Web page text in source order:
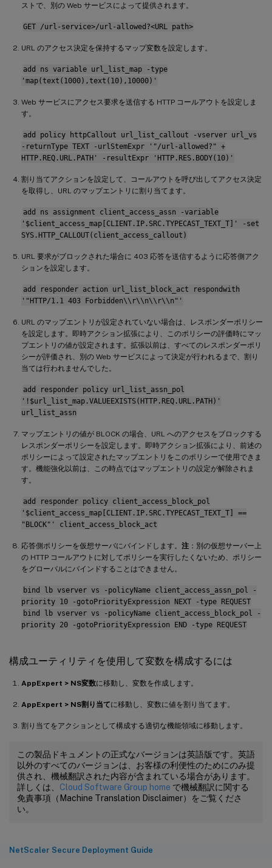
ストで、別の Web サービスによって提供されます。
GET /url-service>/url-allowed?<URL path>
URL のアクセス決定を保持するマップ変数を設定します。
add ns variable url_list_map -type
'map(text(1000),text(10),10000)'
Web サービスにアクセス要求を送信する HTTP コールアウトを設定しま
す。
add policy httpCallout url_list_callout -vserver url_vs
-returnType TEXT -urlStemExpr '"/url-allowed?" +
HTTP.REQ.URL.PATH' -resultExpr 'HTTP.RES.BODY(10)'
割り当てアクションを設定して、コールアウトを呼び出してアクセス決定
を取得し、URL のマップエントリに割り当てます。
add ns assignment client_access_assn -variable
'$client_access_map[CLIENT.IP.SRC.TYPECAST_TEXT_T]' -set
SYS.HTTP_CALLOUT(client_access_callout)
URL 要求がブロックされた場合に 403 応答を送信するように応答側アク
ションを設定します。
add responder action url_list_block_act respondwith
'"HTTP/1.1 403 Forbidden\\r\\n\\r\\n"'
URL のマップエントリが設定されていない場合は、レスポンダーポリシー
を設定します。即時アクション拡張により、このポリシーの評価時にマッ
プエントリの値が設定されます。拡張以前は、すべてのレスポンダーポリ
シーが評価され、別の Web サービスによって決定が行われるまで、割り
当ては行われませんでした。
add responder policy url_list_assn_pol
'!$url_list_map.VALUEEXISTS(HTTP.REQ.URL.PATH)'
url_list_assn
マップエントリの値が BLOCK の場合、URL へのアクセスをブロックする
レスポンダーポリシーを設定します。即時アクション拡張により、前述の
ポリシーによって設定されたマップエントリをこのポリシーで使用できま
す。機能強化以前は、この時点ではマップエントリの設定が解除されま
す。
add responder policy client_access_block_pol
'$client_access_map[CLIENT.IP.SRC.TYPECAST_TEXT_T] ==
"BLOCK"' client_access_block_act
応答側ポリシーを仮想サーバにバインドします。 注 ：別の仮想サーバー上
の HTTP コールアウトに対してポリシーを実行したくないため、ポリシー
をグローバルにバインドすることはできません。
bind lb vserver vs -policyName client_access_assn_pol -
priority 10 -gotoPriorityExpression NEXT -type REQUEST
bind lb vserver vs -policyName client_access_block_pol -
priority 20 -gotoPriorityExpression END -type REQUEST
構成ユーティリティを使用して変数を構成するには
AppExpert > NS変数に移動し、変数を作成します。
AppExpert > NS割り当てに移動し、変数に値を割り当てます。
割り当てをアクションとして構成する適切な機能領域に移動します。
この製品ドキュメントの正式なバージョンは英語版です。英語
以外のすべてのバージョンは、お客様の利便性のためにのみ提
供され、機械翻訳された内容が含まれている場合があります。
詳しくは、 Cloud Software Group home で機械翻訳に関する
免責事項（Machine Translation Disclaimer）をご覧くださ
い。
NetScaler Secure Deployment Guide